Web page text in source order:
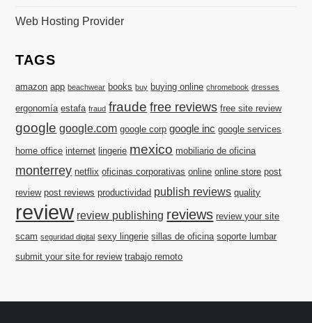
Web Hosting Provider
TAGS
amazon app beachwear books buy buying online chromebook dresses
ergonomía estafa fraud fraude free reviews free site review
google google.com google corp google inc google services
home office internet lingerie mexico mobiliario de oficina
monterrey netflix oficinas corporativas online online store post
review post reviews productividad publish reviews quality
review review publishing reviews review your site
scam seguridad digital sexy lingerie sillas de oficina soporte lumbar
submit your site for review trabajo remoto